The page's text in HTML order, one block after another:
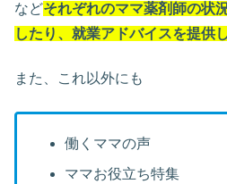
などそれぞれのママ薬剤師の状
したり、就業アドバイスを提供
また、これ以外にも
働くママの声
ママお役立ち特集